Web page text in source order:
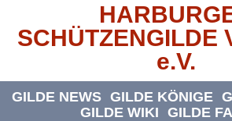
SCHÜTZENGILDE
e.V.
GILDE NEWS GILDE KÖNIGE
GILDE WIKI GILDE